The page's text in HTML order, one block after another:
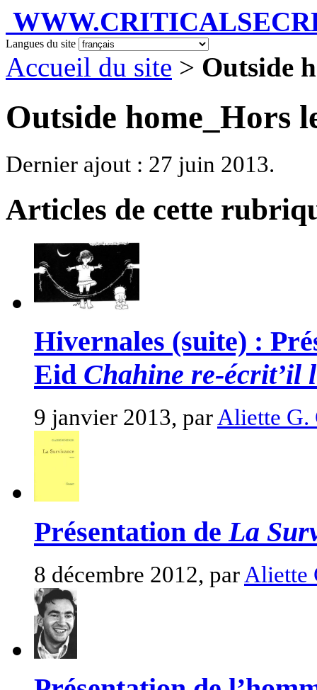
Langues du site
Accueil du site > Outside
Outside home_Hors
Dernier ajout : 27 juin 2013.
Articles de cette
Hivernales (suite) :
Eid Chahine re-écrit’il
9 janvier 2013, par Aliette G.
Présentation de La
8 décembre 2012, par Aliette